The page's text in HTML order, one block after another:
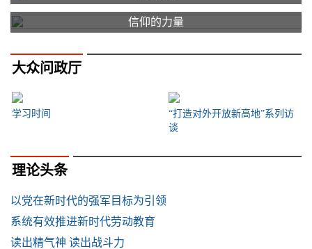
信仰的力量
大众问政厅
学习时间
“打造对外开放新高地”系列访
谈
理论头条
以党在新时代的强军目标为引领
系统有效推进新时代劳动教育
读出精气神 读出战斗力